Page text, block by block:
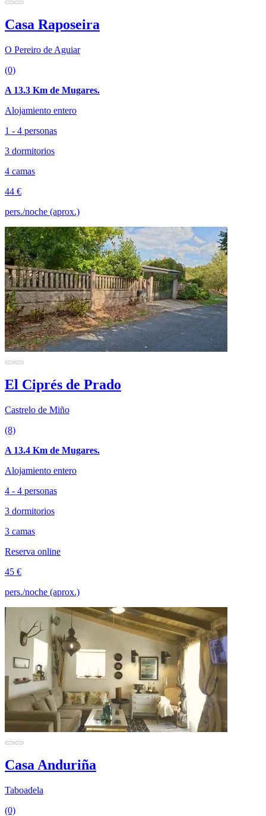
Casa Raposeira
O Pereiro de Aguiar
(0)
A 13.3 Km de Mugares.
Alojamiento entero
1 - 4 personas
3 dormitorios
4 camas
44 €
pers./noche (aprox.)
El Ciprés de Prado
Castrelo de Miño
(8)
A 13.4 Km de Mugares.
Alojamiento entero
4 - 4 personas
3 dormitorios
3 camas
Reserva online
45 €
pers./noche (aprox.)
Casa Anduriña
Taboadela
(0)